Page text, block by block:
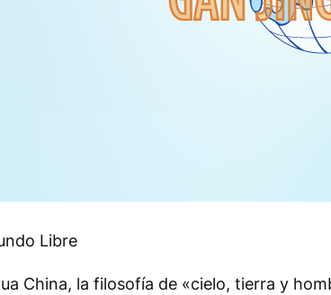
Libre
China, la filosofía de «cielo, tierra y